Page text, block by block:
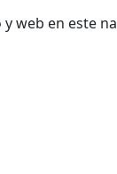
web en este